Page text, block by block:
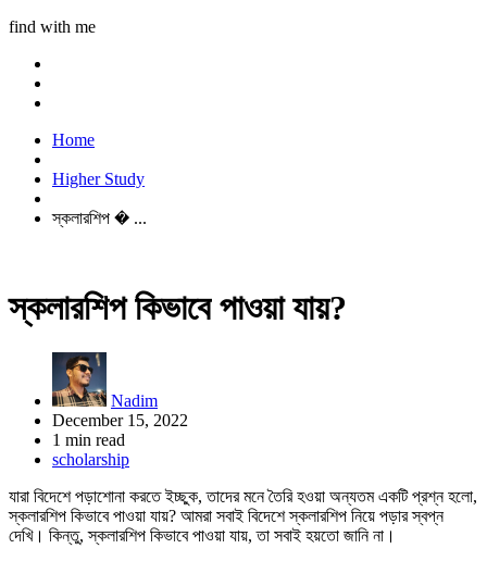
find with me
Home
Higher Study
স্কলারশিপ � ...
স্কলারশিপ কিভাবে পাওয়া যায়?
Nadim
December 15, 2022
1 min read
scholarship
যারা বিদেশে পড়াশোনা করতে ইচ্ছুক, তাদের মনে তৈরি হওয়া অন্যতম একটি প্রশ্ন হলো,
স্কলারশিপ কিভাবে পাওয়া যায়? আমরা সবাই বিদেশে স্কলারশিপ নিয়ে পড়ার স্বপ্ন
দেখি। কিন্তু, স্কলারশিপ কিভাবে পাওয়া যায়, তা সবাই হয়তো জানি না।